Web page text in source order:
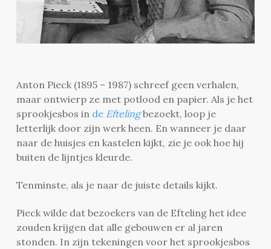
Anton Pieck (1895 – 1987) schreef geen verhalen,
maar ontwierp ze met potlood en papier. Als je het
sprookjesbos in de Eftelingbezoekt, loop je
letterlijk door zijn werk heen. En wanneer je daar
naar de huisjes en kastelen kijkt, zie je ook hoe hij
buiten de lijntjes kleurde.
Tenminste, als je naar de juiste details kijkt.
Pieck wilde dat bezoekers van de Efteling het idee
zouden krijgen dat alle gebouwen er al jaren
stonden. In zijn tekeningen voor het sprookjesbos